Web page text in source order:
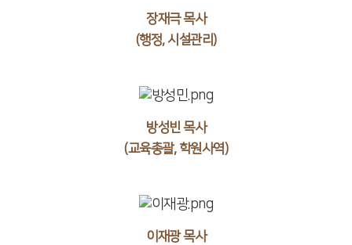
장재극 목사
(행정, 시설관리)
방성빈 목사
(교육총괄, 학원사역)
이재광 목사